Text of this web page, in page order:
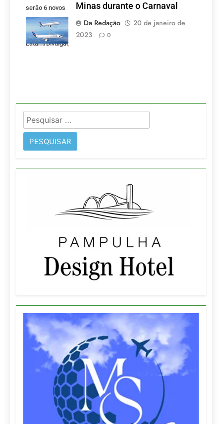
serão 6 novos
voos criados
pela LATAM.
Latam/Divulgação)
Minas durante o Carnaval
Da Redação
20 de janeiro de
2023
0
Pesquisar
por: